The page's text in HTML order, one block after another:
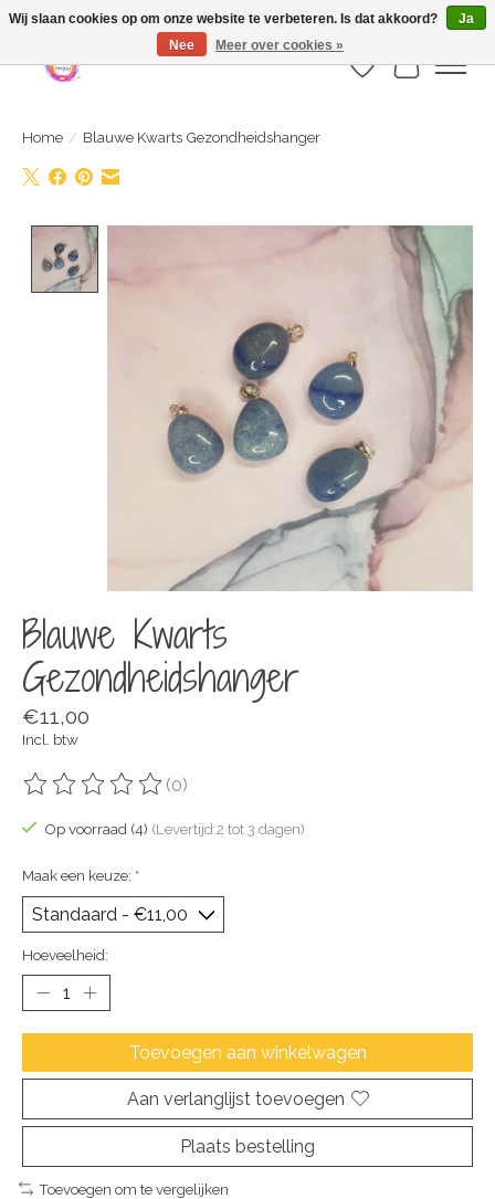
Webshop is geopend maar nog onder constructie | let op: Verzenden vanaf 29
juli
Verlanglijst
Home / Blauwe Kwarts Gezondheidshanger
Product image slideshow Items
Blauwe Kwarts
Gezondheidshanger
€11,00
Incl. btw
De beoordeling van dit product is
(0)
Op voorraad (4) (Levertijd:2 tot 3 dagen)
Maak een keuze: *
Hoeveelheid:
Toevoegen aan winkelwagen
Aan verlanglijst toevoegen
Plaats bestelling
Toevoegen om te vergelijken
Wij slaan cookies op om onze website te verbeteren. Is dat akkoord?
Ja
Nee
Meer over cookies »